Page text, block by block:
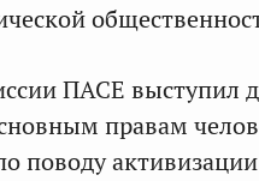
ПАСЕ выступил
правам
поводу